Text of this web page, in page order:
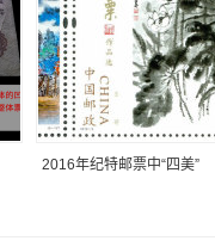
2016年纪特邮票中“四美”